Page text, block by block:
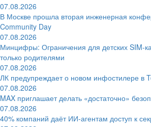
07.08.2026
В Москве прошла вторая инженерная
Community Day
07.08.2026
Минцифры: Ограничения для детских SIM-
только родителями
07.08.2026
ЛК предупреждает о новом инфостилере в
07.08.2026
MAX приглашает делать «достаточно»
07.08.2026
40% компаний даёт ИИ‑агентам доступ к